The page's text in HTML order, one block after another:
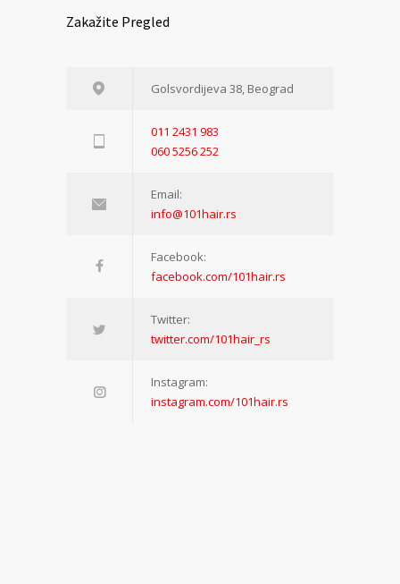
Zakažite Pregled
Golsvordijeva 38, Beograd
011 2431 983
060 5256 252
Email:
info@101hair.rs
Facebook:
facebook.com/101hair.rs
Twitter:
twitter.com/101hair_rs
Instagram:
instagram.com/101hair.rs